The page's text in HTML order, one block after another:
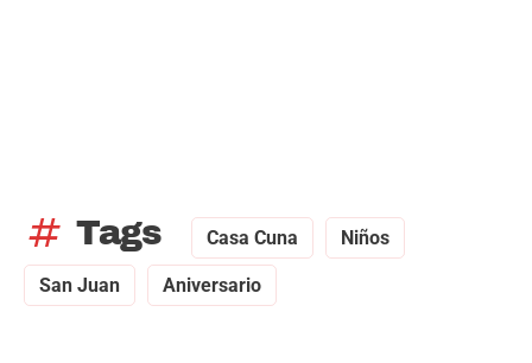
tag Tags Casa Cuna Niños
San Juan Aniversario